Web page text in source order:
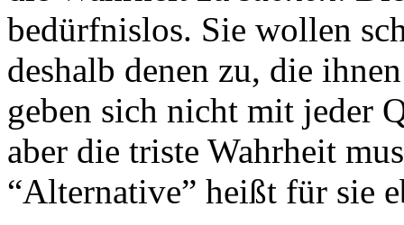
bedürfnislos. Sie wollen
deshalb denen zu, die
geben sich nicht mit jeder
aber die triste Wahrheit
“Alternative” heißt für sie